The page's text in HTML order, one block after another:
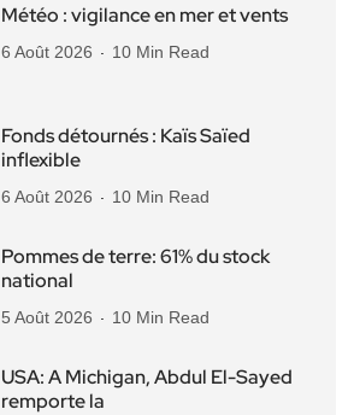
Météo : vigilance en mer et vents
6 Août 2026 10 Min Read
Fonds détournés : Kaïs Saïed
inflexible
6 Août 2026 10 Min Read
Pommes de terre: 61% du stock
national
5 Août 2026 10 Min Read
USA: A Michigan, Abdul El-Sayed
remporte la